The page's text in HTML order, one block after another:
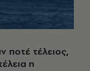
τέλειος,
η